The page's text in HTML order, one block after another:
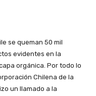
se queman 50 mil
evidentes en la
orgánica. Por todo lo
Chilena de la
un llamado a la